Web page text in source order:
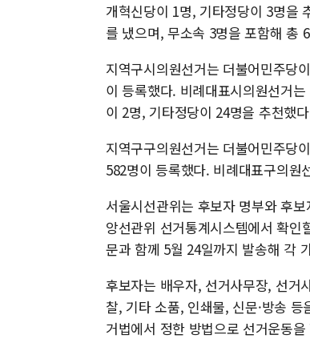
개혁신당이 1명, 기타정당이 3명을
를 냈으며, 무소속 3명을 포함해 총
지역구시의원선거는 더불어민주당
이 등록했다. 비례대표시의원선거
이 2명, 기타정당이 24명을 추천했
지역구구의원선거는 더불어민주당
582명이 등록했다. 비례대표구의원
서울시선관위는 후보자 명부와 후보
앙선관위 선거통계시스템에서 확인
문과 함께 5월 24일까지 발송해 각
후보자는 배우자, 선거사무장, 선거
찰, 기타 소품, 인쇄물, 신문·방송
거법에서 정한 방법으로 선거운동